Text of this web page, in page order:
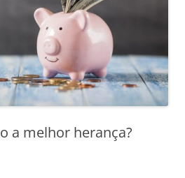
a melhor herança?